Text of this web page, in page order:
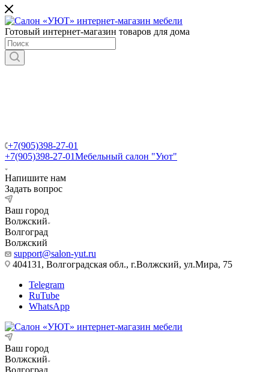
Готовый интернет-магазин товаров для дома
+7(905)398-27-01
+7(905)398-27-01Мебельный салон "Уют"
Напишите нам
Задать вопрос
Ваш город
Волжский
Волгоград
Волжский
support@salon-yut.ru
404131, Волгоградская обл., г.Волжский, ул.Мира, 75
Telegram
RuTube
WhatsApp
Ваш город
Волжский
Волгоград